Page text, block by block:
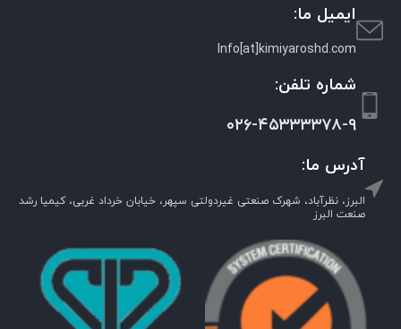
ایمیل ما:
Info[at]kimiyaroshd.com
شماره تلفن:
۰۲۶-۴۵۳۳۳۳۷۸-۹
آدرس ما:
البرز، نظرآباد، شهرک صنعتی غیردولتی سپهر، خیابان خرداد غربی، کیمیا رشد
صنعت البرز